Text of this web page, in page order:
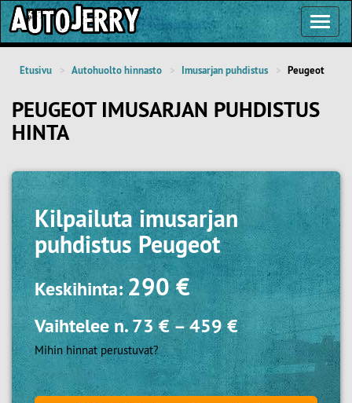
Etusivu Autohuolto hinnasto Imusarjan puhdistus Peugeot
PEUGEOT IMUSARJAN PUHDISTUS
HINTA
Kilpailutaimusarjan
puhdistus Peugeot
Keskihinta:290 €
Vaihtelee n.73 €–459 €
Mihin hinnat perustuvat?